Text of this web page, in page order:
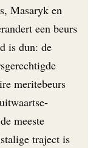
Masaryk en
een beurs
is dun: de
meritebeurs
meeste
traject is